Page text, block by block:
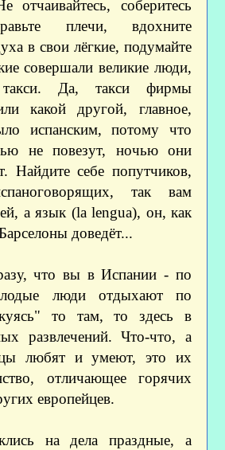
отчаивайтесь, соберитесь
плечи, вдохните
в свои лёгкие, подумайте
совершали великие люди,
Да, такси фирмы
какой другой, главное,
испанским, потому что
не повезут, ночью они
Найдите себе попутчиков,
так вам
а язык (la lengua), он, как
доведёт...
что вы в Испании - по
люди отдыхают по
то там, то здесь в
развлечений. Что-что, а
любят и умеют, это их
отличающее горячих
европейцев.
на дела праздные, а